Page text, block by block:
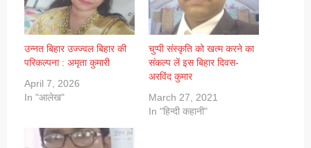
उन्नत बिहार उज्ज्वल बिहार की
परिकल्पना : अमृता कुमारी
April 7, 2026
In "आलेख"
चुप्पी संस्कृति को खत्म करने का
संकल्प लें इस बिहार दिवस-
अरविंद कुमार
March 27, 2021
In "हिन्दी कहानी"